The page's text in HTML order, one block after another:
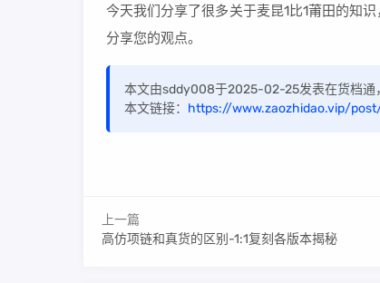
今天我们分享了很多关于麦昆1比1莆田的知
分享您的观点。
本文由sddy008于2025-02-25发表在货档通
本文链接： https://www.zaozhidao.vip/
上一篇
高仿项链和真货的区别-1:1复刻各版本揭秘